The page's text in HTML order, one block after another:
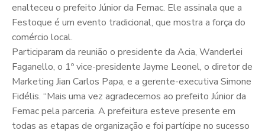
enalteceu o prefeito Júnior da Femac. Ele assinala que a
Festoque é um evento tradicional, que mostra a força do
comércio local.
Participaram da reunião o presidente da Acia, Wanderlei
Faganello, o 1º vice-presidente Jayme Leonel, o diretor de
Marketing Jian Carlos Papa, e a gerente-executiva Simone
Fidélis. “Mais uma vez agradecemos ao prefeito Júnior da
Femac pela parceria. A prefeitura esteve presente em
todas as etapas de organização e foi partícipe no sucesso